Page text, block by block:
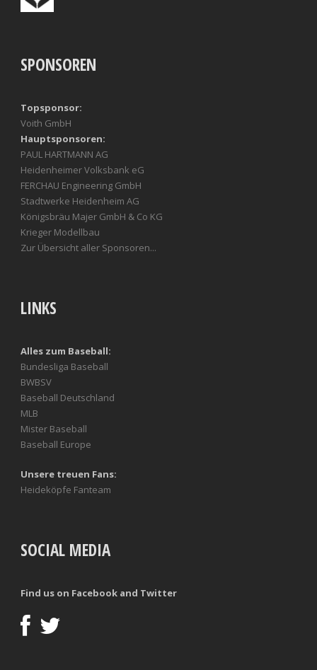
SPONSOREN
Topsponsor:
Voith GmbH
Hauptsponsoren:
PAUL HARTMANN AG
Heidenheimer Volksbank eG
FERCHAU Engineering GmbH
Stadtwerke Heidenheim AG
Königsbräu Majer GmbH & Co KG
Krieger Modellbau
Zur Übersicht aller Sponsoren...
LINKS
Alles zum Baseball:
Bundesliga Baseball
BWBSV
Baseball Deutschland
MLB
Mister Baseball
Baseball Europe
Unsere treuen Fans:
Heideköpfe Fanteam
SOCIAL MEDIA
Find us on Facebook and Twitter